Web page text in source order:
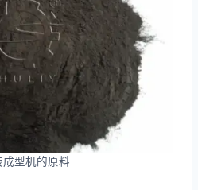
成型机的原料